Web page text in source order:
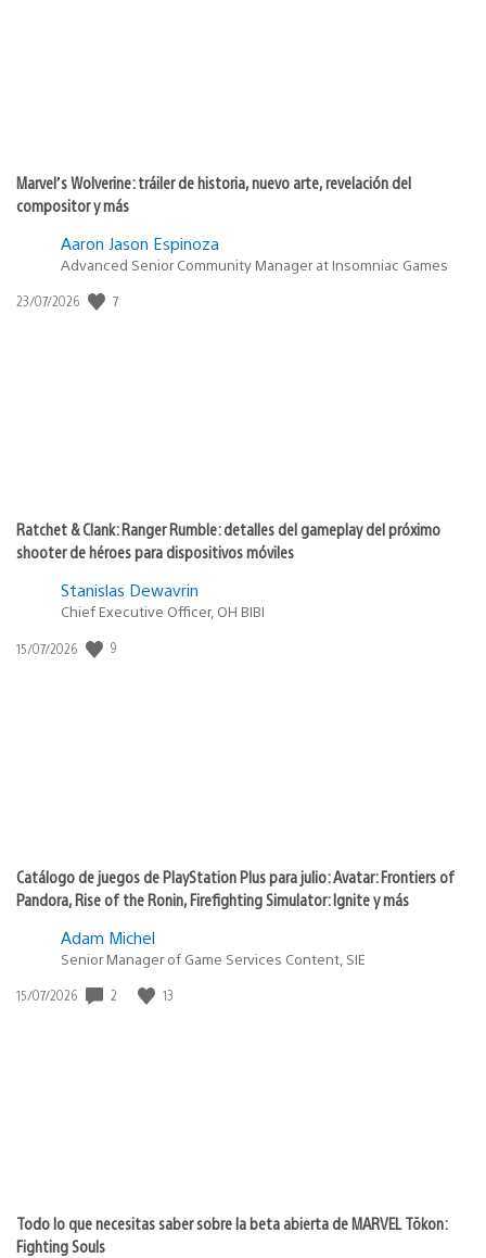
Marvel’s Wolverine: tráiler de historia, nuevo arte, revelación del
compositor y más
Aaron Jason Espinoza
Advanced Senior Community Manager at Insomniac Games
Fecha
23/07/2026 7
Ratchet & Clank: Ranger Rumble: detalles del gameplay del próximo
shooter de héroes para dispositivos móviles
Stanislas Dewavrin
Chief Executive Officer, OH BIBI
Fecha
15/07/2026 9
Catálogo de juegos de PlayStation Plus para julio: Avatar: Frontiers of
Pandora, Rise of the Ronin, Firefighting Simulator: Ignite y más
Adam Michel
Senior Manager of Game Services Content, SIE
Fecha
15/07/2026 2 13
Todo lo que necesitas saber sobre la beta abierta de MARVEL Tōkon:
Fighting Souls